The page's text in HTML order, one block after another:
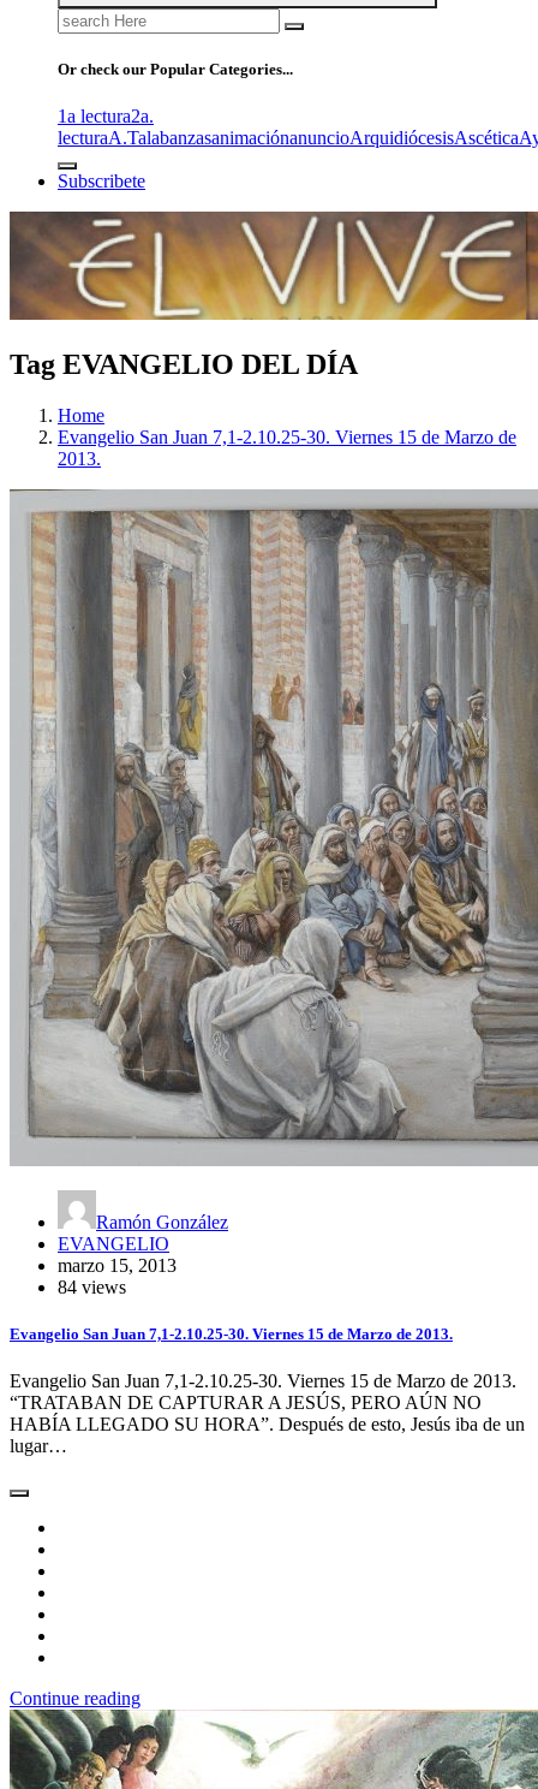
Search
for:
Or check our Popular Categories...
1a lectura2a.
lecturaA.TalabanzasanimaciónanuncioArquidiócesisAscética
Subscribete
Tag EVANGELIO DEL DÍA
Home
Evangelio San Juan 7,1-2.10.25-30. Viernes 15 de Marzo de
2013.
Ramón González
EVANGELIO
marzo 15, 2013
84 views
Evangelio San Juan 7,1-2.10.25-30. Viernes 15 de Marzo de 2013.
Evangelio San Juan 7,1-2.10.25-30. Viernes 15 de Marzo de 2013.
“TRATABAN DE CAPTURAR A JESÚS, PERO AÚN NO
HABÍA LLEGADO SU HORA”. Después de esto, Jesús iba de un
lugar…
Continue reading